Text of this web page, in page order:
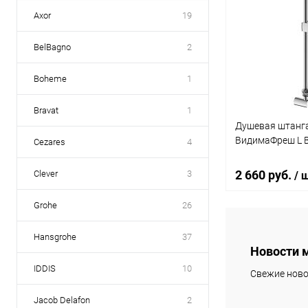
Axor 19
BelBagno 2
Boheme 1
Bravat 1
Cezares 4
Clever 3
Grohe 26
Hansgrohe 37
IDDIS 10
Jacob Delafon 2
Душевая
ВидимаФреш L
2 660 руб. /
Купить в 1 клик
Новости
Свежие